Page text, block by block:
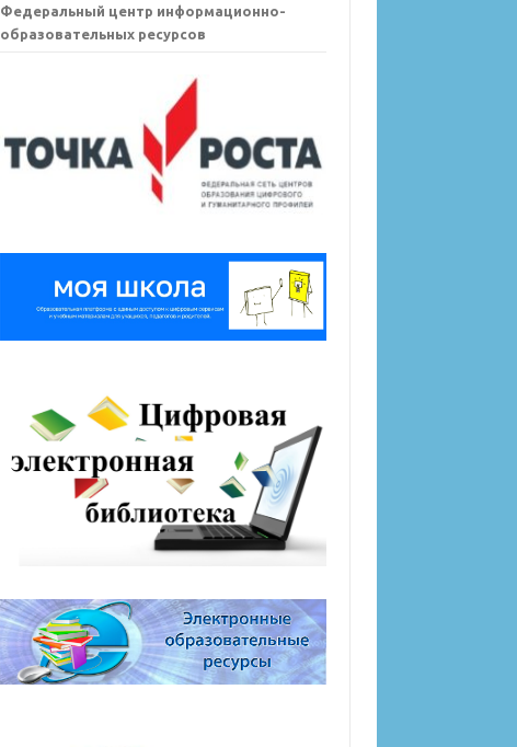
Федеральный центр информационно-
образовательных ресурсов